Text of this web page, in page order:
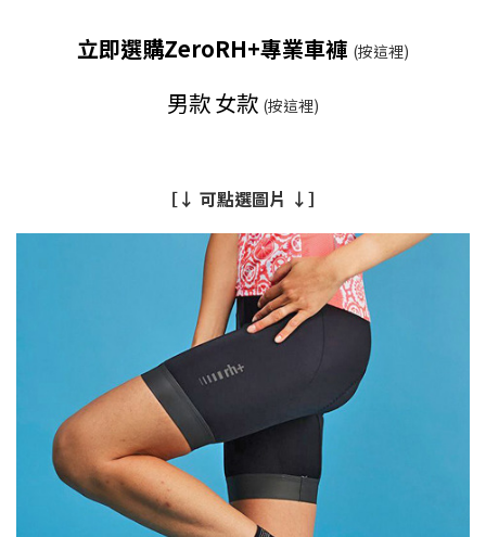
立即選購ZeroRH+專業車褲 (按這裡)
男款女款 (按這裡)
［↓ 可點選圖片 ↓］